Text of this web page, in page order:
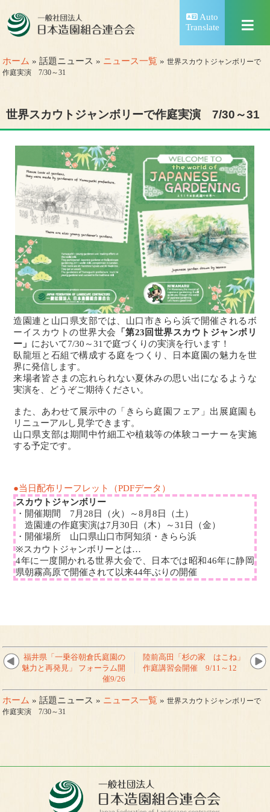
Auto
Translate
ホーム » 話題ニュース » ニュース一覧 »世界スカウトジャンボリーで
作庭実演 7/30～31
世界スカウトジャンボリーで作庭実演 7/30～31
造園連と山口県支部では、山口市きらら浜で開催されるボ
ーイスカウトの世界大会
「第23回世界スカウトジャンボリ
ー」 において7/30～31で庭づくりの実演を行います！
臥龍垣と石組で構成する庭をつくり、日本庭園の魅力を世
界に発信します。
来場者皆さまの忘れられない夏休みの思い出になるような
実演を、どうぞご期待ください。
また、あわせて展示中の「きらら庭園フェア」出展庭園も
リニューアルし見学できます。
山口県支部は期間中竹細工や植栽等の体験コーナーを実施
する予定です。
●当日配布リーフレット（PDFデータ）
スカウトジャンボリー
・開催期間 7月28日（火）～8月8日（土）
造園連の作庭実演は7月30日（木）～31日（金）
・開催場所 山口県山口市阿知須・きらら浜
※スカウトジャンボリーとは…
4年に一度開かれる世界大会で、日本では昭和46年に静岡
県朝霧高原で開催されて以来44年ぶりの開催
福井県「一乗谷朝倉氏庭園の
魅力と再発見」 フォーラム開
催9/26
陸前高田「杉の家 はこね」
作庭講習会開催 9/11～12
ホーム » 話題ニュース » ニュース一覧 »世界スカウトジャンボリーで
作庭実演 7/30～31